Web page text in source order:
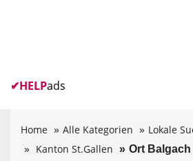
✔HELPads
Home Alle Kategorien
Lokale
Kanton St.Gallen
Ort Balgach